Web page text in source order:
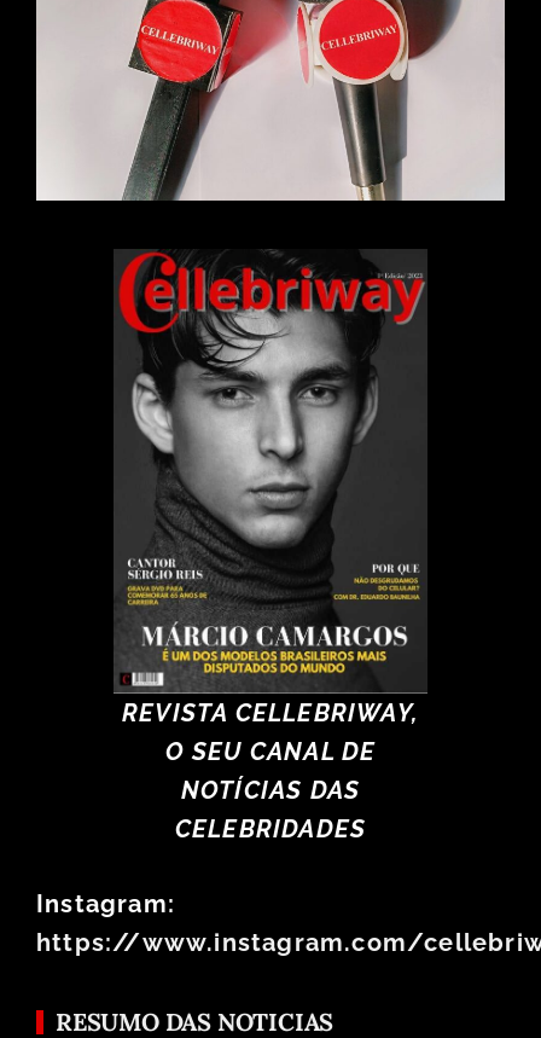
REVISTA CELLEBRIWAY,
O SEU CANAL DE
NOTÍCIAS DAS
CELEBRIDADES
Instagram:
https://www.instagram.com/
RESUMO DAS NOTICIAS